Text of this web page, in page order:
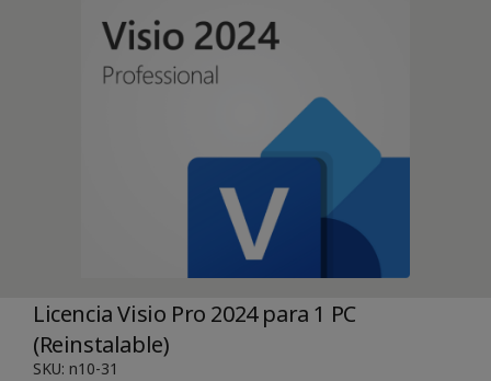
Licencia Visio Pro 2024 para 1 PC
(Reinstalable)
SKU: n10-31